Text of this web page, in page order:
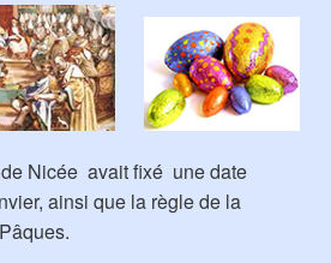
Nicée avait fixé une date
ainsi que la règle de la